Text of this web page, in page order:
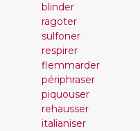
blinder
ragoter
sulfoner
respirer
flemmarder
périphraser
piquouser
rehausser
italianiser